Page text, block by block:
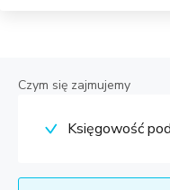
Czym się zajmujemy
Księgowość